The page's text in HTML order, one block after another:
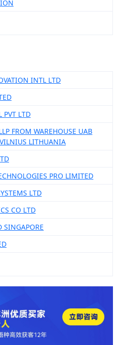
INTL LTD
PVT LTD
FROM WAREHOUSE UAB
LITHUANIA
PRO LIMITED
LTD
CO LTD
SINGAPORE